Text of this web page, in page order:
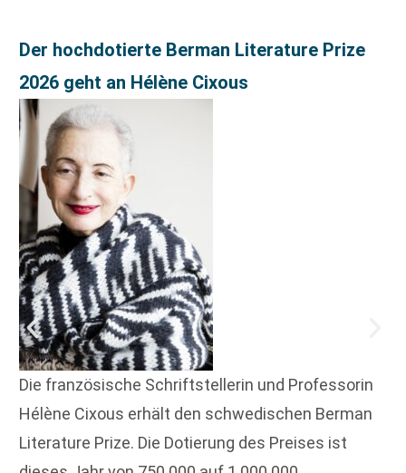
Der hochdotierte Berman Literature Prize
2026 geht an Hélène Cixous
Die französische Schriftstellerin und Professorin
Hélène Cixous erhält den schwedischen Berman
Literature Prize. Die Dotierung des Preises ist